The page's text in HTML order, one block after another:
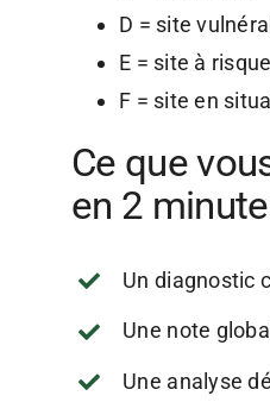
D = site
E = site à
F = site en
Ce que
en 2
Un diagnostic
Une note
Une analyse